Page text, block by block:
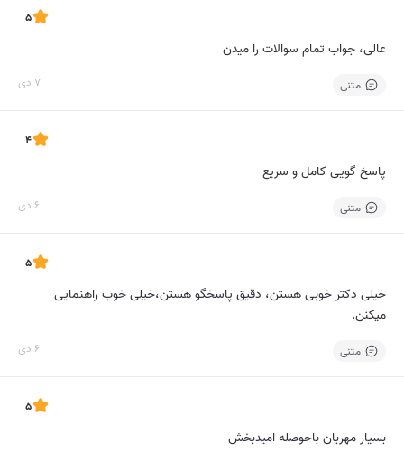
5
عالی، جواب تمام سوالات را میدن
متنی 7 دی
4
پاسخ گویی کامل و سریع
متنی 6 دی
5
خیلی دکتر خوبی هستن، دقیق پاسخگو هستن،خیلی خوب راهنمایی
میکنن.
متنی 6 دی
5
بسیار مهربان باحوصله امیدبخش